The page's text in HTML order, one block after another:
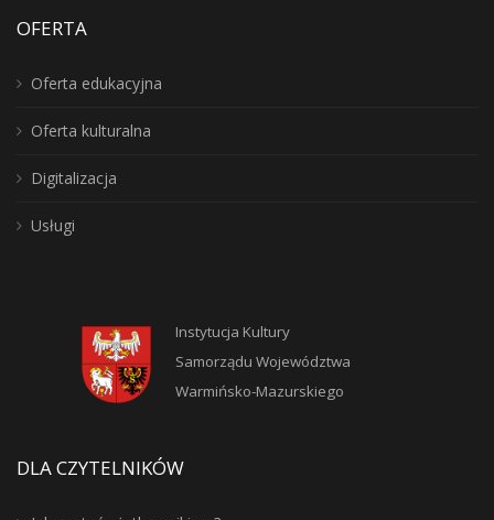
OFERTA
Oferta edukacyjna
Oferta kulturalna
Digitalizacja
Usługi
Instytucja Kultury
Samorządu Województwa
Warmińsko-Mazurskiego
DLA CZYTELNIKÓW